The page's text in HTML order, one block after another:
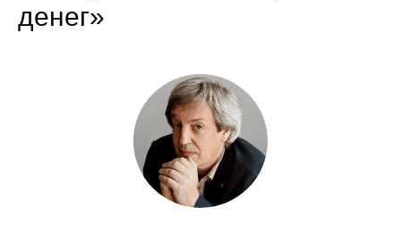
Научные подразделения
Сотрудники
Отчетность
Противодействие коррупции
денег»